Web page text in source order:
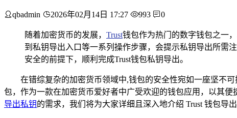
qbadmin 2026年02月14日 17:27 993 0
随着加密货币的发展， Trust钱包作为热门的数字钱包之一
到私钥导出入口等一系列操作步骤，会提示私钥导出所需
安全的前提下，顺利完成Trust钱包私钥导出。
在错综复杂的加密货币领域中,钱包的安全性宛如一座坚不
包，作为一款在加密货币爱好者中广受欢迎的钱包应用，以其
导出私钥的需求，我们将为大家详细且深入地介绍 Trust 钱包导